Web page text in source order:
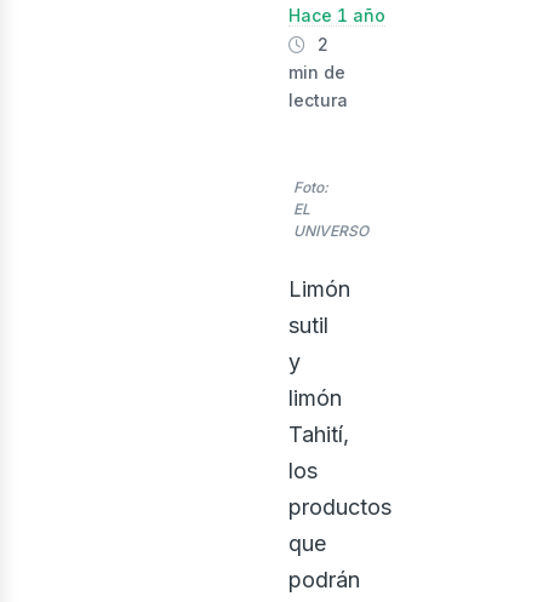
Hace 1 año
2
min de
lectura
Foto:
EL
UNIVERSO
Limón
sutil
y
limón
Tahití,
los
productos
que
podrán